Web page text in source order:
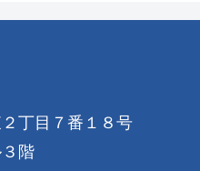
丁目７番１８号
階